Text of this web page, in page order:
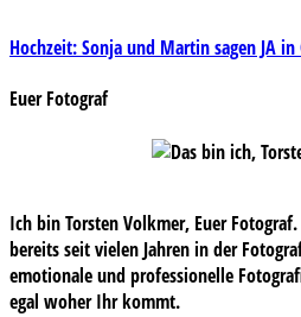
Beitragsnavigation
Hochzeit: Sonja und Martin sagen JA in
Euer Fotograf
Ich bin Torsten Volkmer, Euer
bereits seit vielen Jahren in der
emotionale und professionelle
egal woher Ihr kommt.